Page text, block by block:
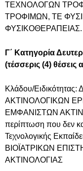
ΤΕΧΝΟΛΟΓΩΝ
ΤΡΟΦΙΜΩΝ, ΤΕ
ΦΥΣΙΚΟΘΕΡΑΠΕΙΑΣ.
Γ΄ Κατηγορία
(τέσσερις (4)
Κλάδου/
ΑΚΤΙΝΟΛΟΓΙΚΩΝ
ΕΜΦΑΝΙΣΤΩΝ
περίπτωση που δεν
Τεχνολογικής
ΒΙΟΪΑΤΡΙΚΩΝ
ΑΚΤΙΝΟΛΟΓΙΑΣ